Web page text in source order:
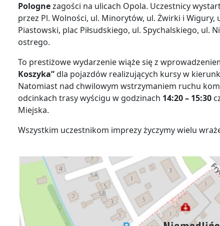
Polognezagości na ulicach Opola. Uczestnicy
przez Pl. Wolności, ul. Minorytów, ul. Żwirki i
Piastowski, plac Piłsudskiego, ul. Spychalskiego, ul.
ostrego.
To prestiżowe wydarzenie wiąże się z
Koszyka”dla pojazdów realizujących kursy w
Natomiast nad chwilowym wstrzymaniem ruchu
odcinkach trasy wyścigu w godzinach 14:20 – 15:30
Miejska.
Wszystkim uczestnikom imprezy życzymy wielu